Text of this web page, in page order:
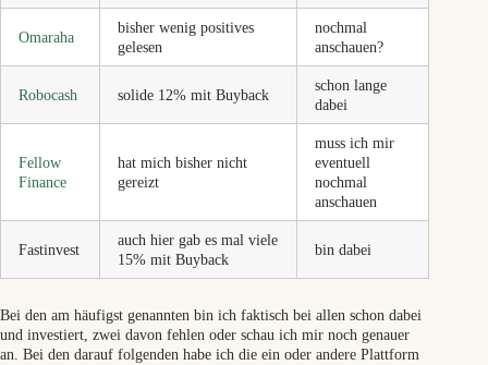
Omaraha
bisher wenig positives
gelesen
nochmal
anschauen?
Robocash solide 12% mit Buyback
schon lange
dabei
Fellow
Finance
hat mich bisher nicht
gereizt
muss ich mir
eventuell
nochmal
anschauen
Fastinvest
auch hier gab es mal viele
15% mit Buyback
bin dabei
Bei den am häufigst genannten bin ich faktisch bei allen schon dabei
und investiert, zwei davon fehlen oder schau ich mir noch genauer
an. Bei den darauf folgenden habe ich die ein oder andere Plattform